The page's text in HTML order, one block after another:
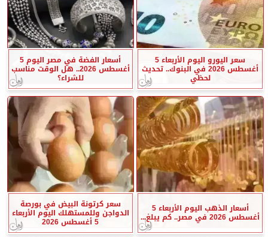
سعر اليورو اليوم الأربعاء 5
أغسطس 2026 في البنوك.. تحديث
لحظي
أسعار الفضة في مصر اليوم 5
أغسطس 2026.. هل الوقت مناسب
للشراء؟
أسعار الذهب اليوم الأربعاء 5
أغسطس 2026 في مصر.. كم يبلغ...
سعر كرتونة البيض في بورصة
الدواجن وللمستهلك اليوم الأربعاء
5 أغسطس 2026